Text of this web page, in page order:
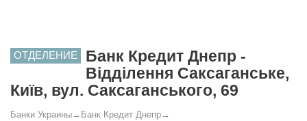
ОТДЕЛЕНИЕ
Банк Кредит Днепр -
Відділення Саксаганське,
Київ, вул. Саксаганського, 69
Банки Украины→ Банк Кредит Днепр→